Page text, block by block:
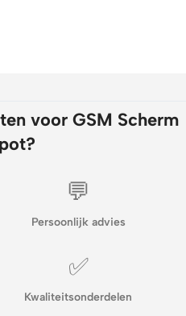
voor GSM Scherm
💬
Persoonlijk advies
✅
Kwaliteitsonderdelen